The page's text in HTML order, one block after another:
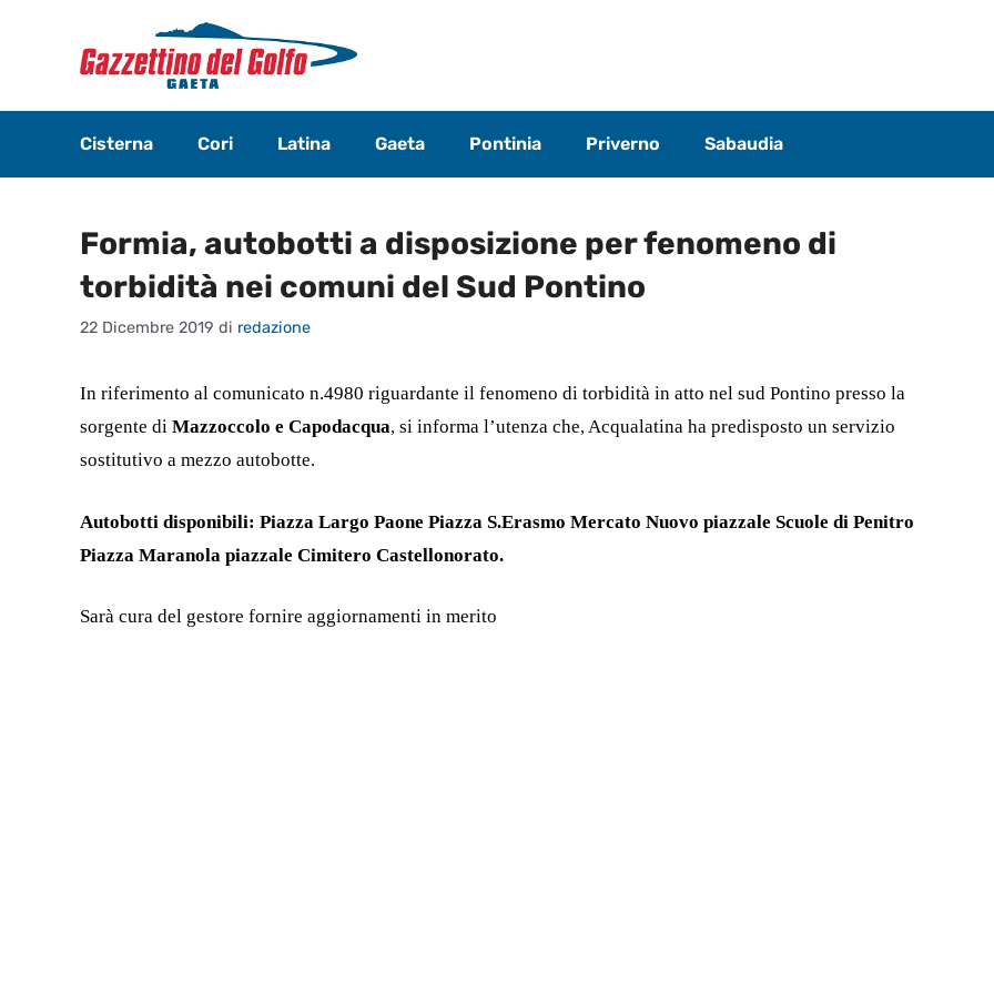
contenuto
Cisterna Cori Latina Gaeta Pontinia Priverno Sabaudia
Formia, autobotti a disposizione per fenomeno di
torbidità nei comuni del Sud Pontino
22 Dicembre 2019 di redazione
In riferimento al comunicato n.4980 riguardante il fenomeno di torbidità in atto nel sud Pontino presso la
sorgente di Mazzoccolo e Capodacqua, si informa l’utenza che, Acqualatina ha predisposto un servizio
sostitutivo a mezzo autobotte.
Autobotti disponibili: Piazza Largo Paone Piazza S.Erasmo Mercato Nuovo piazzale Scuole di Penitro
Piazza Maranola piazzale Cimitero Castellonorato.
Sarà cura del gestore fornire aggiornamenti in merito